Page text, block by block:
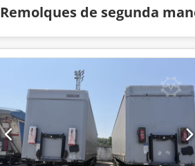
Remolques de segunda